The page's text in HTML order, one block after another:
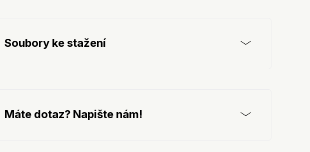
Soubory ke stažení
Máte dotaz? Napište nám!